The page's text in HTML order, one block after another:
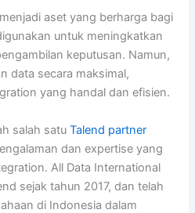
aset yang berharga bagi
untuk meningkatkan
keputusan. Namun,
data secara maksimal,
yang handal dan efisien.
salah satuTalend partner
dan expertise yang
All Data International
sejak tahun 2017, dan telah
di Indonesia dalam